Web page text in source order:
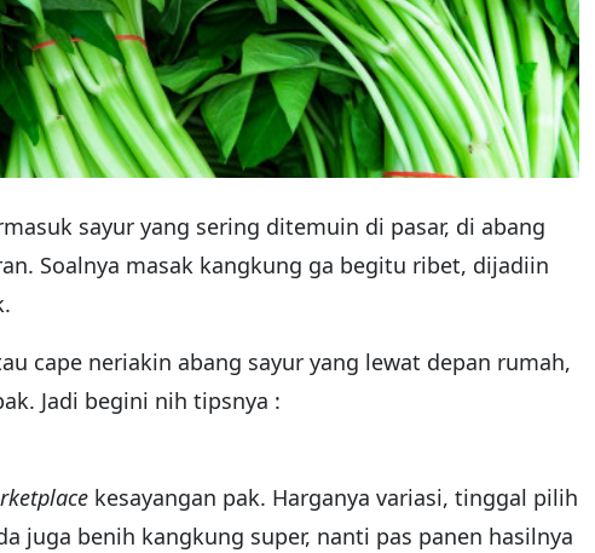
sayur yang sering ditemuin di pasar, di abang
Soalnya masak kangkung ga begitu ribet, dijadiin
cape neriakin abang sayur yang lewat depan rumah,
Jadi begini nih tipsnya :
kesayangan pak. Harganya variasi, tinggal pilih
juga benih kangkung super, nanti pas panen hasilnya